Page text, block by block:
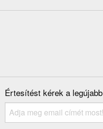
Értesítést kérek a legújabb